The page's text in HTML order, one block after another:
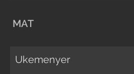
MAT
Ukemenyer